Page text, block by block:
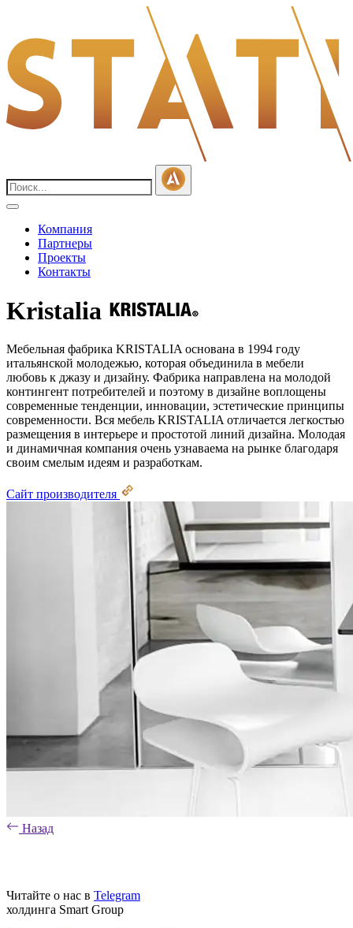
Компания
Партнеры
Проекты
Контакты
Kristalia
Мебельная фабрика KRISTALIA основана в 1994 году
итальянской молодежью, которая объединила в мебели
любовь к джазу и дизайну. Фабрика направлена на молодой
контингент потребителей и поэтому в дизайне воплощены
современные тенденции, инновации, эстетические принципы
современности. Вся мебель KRISTALIA отличается легкостью
размещения в интерьере и простотой линий дизайна. Молодая
и динамичная компания очень узнаваема на рынке благодаря
своим смелым идеям и разработкам.
Сайт производителя
Назад
Читайте о нас в Telegram
холдинга Smart Group